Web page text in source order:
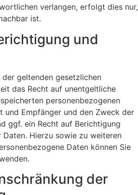
verlangen, erfolgt dies nur,
ist.
und
der geltenden gesetzlichen
das Recht auf unentgeltliche
personenbezogenen
und Empfänger und den Zweck der
ggf. ein Recht auf Berichtigung
Hierzu sowie zu weiteren
Daten können Sie
der